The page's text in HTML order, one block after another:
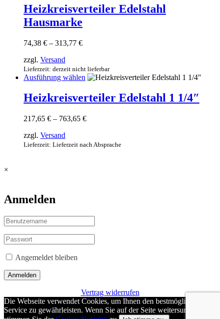
gewählt
werden
mehrere
Varianten
der
Produktseite
werden
Heizkreisverteiler Edelstahl
Hausmarke
74,38 € – 313,77 €Preisspanne:
313,77 €
zzgl. Versand
Lieferzeit: derzeit nicht lieferbar
Ausführung wählen Dieses
weist
mehrere
können
Heizkreisverteiler Edelstahl 1 1/4″
217,65 € – 763,65 €Preisspanne:
763,65 €
zzgl. Versand
Lieferzeit: Lieferzeit nach Absprache
×
Anmelden
Angemeldet bleiben
Anmelden
Vertrag widerrufen
Die Webseite verwendet Cookies, um Ihnen den bestmöglichen
Service zu gewährleisten. Wenn Sie auf der Seite weitersurfen